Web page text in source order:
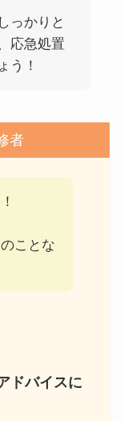
っかりと
応急処置
う！
者
ことな
ドバイスに